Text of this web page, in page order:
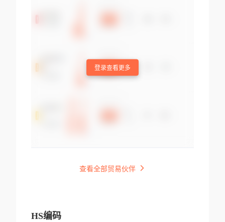
登录查看更多
查看全部贸易伙伴
HS编码